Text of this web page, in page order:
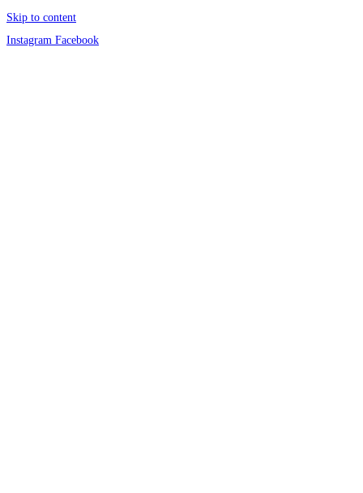
Skip to content
Instagram Facebook